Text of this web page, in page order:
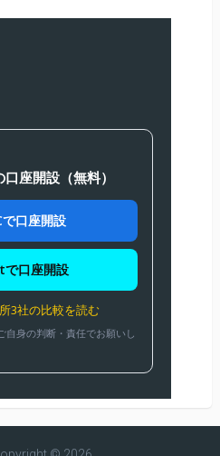
座開設（無料）
で口座開設
口座開設
3社の比較を読む
身の判断・責任でお願いし